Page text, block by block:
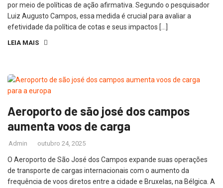
por meio de políticas de ação afirmativa. Segundo o pesquisador
Luiz Augusto Campos, essa medida é crucial para avaliar a
efetividade da política de cotas e seus impactos […]
LEIA MAIS
Aeroporto de são josé dos campos
aumenta voos de carga
Admin outubro 24, 2025
O Aeroporto de São José dos Campos expande suas operações
de transporte de cargas internacionais com o aumento da
frequência de voos diretos entre a cidade e Bruxelas, na Bélgica. A